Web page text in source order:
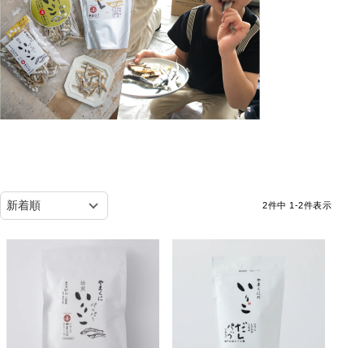
2件中 1 -2件表示